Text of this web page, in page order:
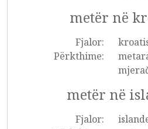
metër në
Fjalor:
Përkthime:
metër në
Fjalor: